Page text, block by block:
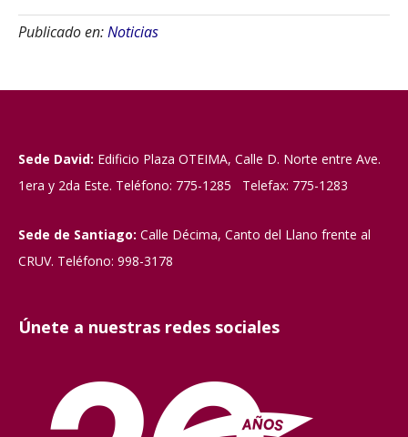
Publicado en:Noticias
Sede David: Edificio Plaza OTEIMA, Calle D. Norte entre Ave.
1era y 2da Este. Teléfono: 775-1285 Telefax: 775-1283
Sede de Santiago: Calle Décima, Canto del Llano frente al
CRUV. Teléfono: 998-3178
Únete a nuestras redes sociales